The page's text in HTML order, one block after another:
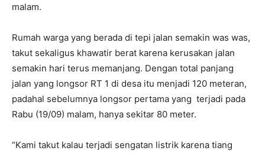
malam.
Rumah warga yang berada di tepi jalan semakin was was,
takut sekaligus khawatir berat karena kerusakan jalan
semakin hari terus memanjang. Dengan total panjang
jalan yang longsor RT 1 di desa itu menjadi 120 meteran,
padahal sebelumnya longsor pertama yang terjadi pada
Rabu (19/09) malam, hanya sekitar 80 meter.
“Kami takut kalau terjadi sengatan listrik karena tiang